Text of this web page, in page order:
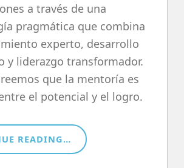
a través de una
pragmática que combina
experto, desarrollo
y liderazgo transformador.
que la mentoría es
el potencial y el logro.
READING
“MENTORÍA”
…